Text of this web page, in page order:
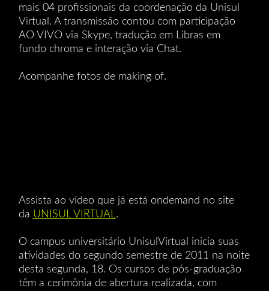
mais 04 profissionais da coordenação da Unisul
Virtual. A transmissão contou com participação
AO VIVO via Skype, tradução em Libras em
fundo chroma e interação via Chat.
Acompanhe fotos de making of.
Assista ao vídeo que já está ondemand no site
da UNISUL VIRTUAL.
O campus universitário UnisulVirtual inicia suas
atividades do segundo semestre de 2011 na noite
desta segunda, 18. Os cursos de pós-graduação
têm a cerimônia de abertura realizada, com